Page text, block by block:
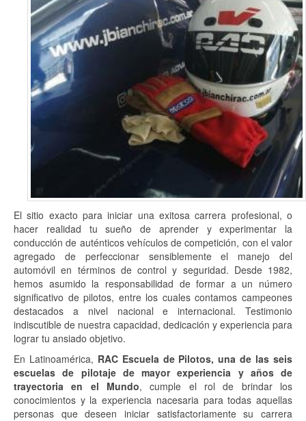
El sitio exacto para iniciar una exitosa carrera profesional, o
hacer realidad tu sueño de aprender y experimentar la
conducción de auténticos vehículos de competición, con el valor
agregado de perfeccionar sensiblemente el manejo del
automóvil en términos de control y seguridad. Desde 1982,
hemos asumido la responsabilidad de formar a un número
significativo de pilotos, entre los cuales contamos campeones
destacados a nivel nacional e internacional. Testimonio
indiscutible de nuestra capacidad, dedicación y experiencia para
lograr tu ansiado objetivo.
En Latinoamérica, RAC Escuela de Pilotos, una de las seis
escuelas de pilotaje de mayor experiencia y años de
trayectoria en el Mundo, cumple el rol de brindar los
conocimientos y la experiencia nacesaria para todas aquellas
personas que deseen iniciar satisfactoriamente su carrera